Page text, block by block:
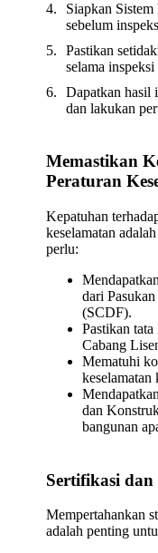
Siapkan
sebelum
Pastikan
selama
Dapatkan hasil
dan lakukan
Memastikan
Peraturan
Kepatuhan
keselamatan
perlu:
dari
(SCDF).
Pastikan
Cabang
Mematuhi
keselamatan
dan
bangunan
Sertifikasi
Mempertahankan
adalah penting